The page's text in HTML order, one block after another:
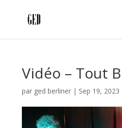
Vidéo – Tout
par ged berliner| Sep 19, 2023